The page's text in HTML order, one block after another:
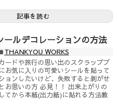
記事を読む
ールデコレーションの方法
THANKYOU WORKS
ードや旅行の思い出のスクラップブ
お気に入りの可愛いシールを貼って
ョンしたいけど、失敗すると剥がせ
お思いの方 必見！！ 出来上がりの
てから本紙(出力紙)に貼れる方法教